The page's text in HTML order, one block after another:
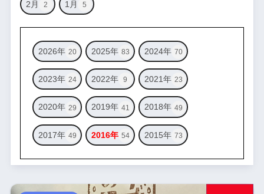
2月 2 1月 5
2026年 20 2025年 83 2024年 70
2023年 24 2022年 9 2021年 23
2020年 29 2019年 41 2018年 49
2017年 49 2016年 54 2015年 73